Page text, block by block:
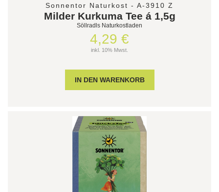
Sonnentor Naturkost - A-3910 Z
Milder Kurkuma Tee á 1,5g
Söllradls Naturkostladen
4,29 €
inkl. 10% Mwst.